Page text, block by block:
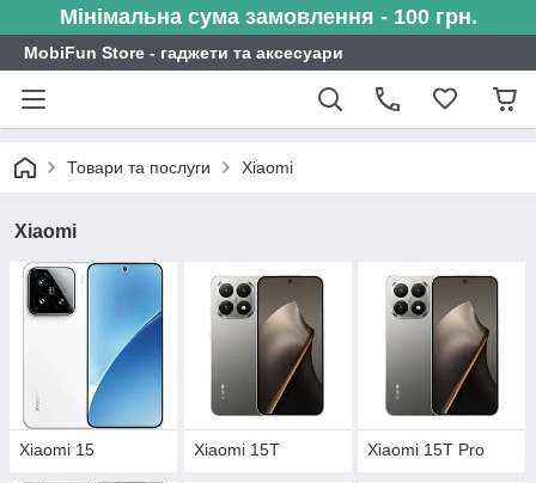
Мінімальна сума замовлення - 100 грн.
MobiFun Store - гаджети та аксесуари
Товари та послуги Xiaomi
Xiaomi
Xiaomi 15 Xiaomi 15T Xiaomi 15T Pro